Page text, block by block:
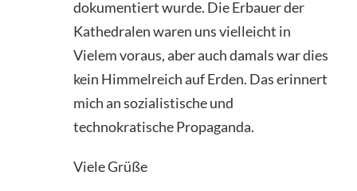
dokumentiert wurde. Die Erbauer der
Kathedralen waren uns vielleicht in
Vielem voraus, aber auch damals war dies
kein Himmelreich auf Erden. Das erinnert
mich an sozialistische und
technokratische Propaganda.
Viele Grüße